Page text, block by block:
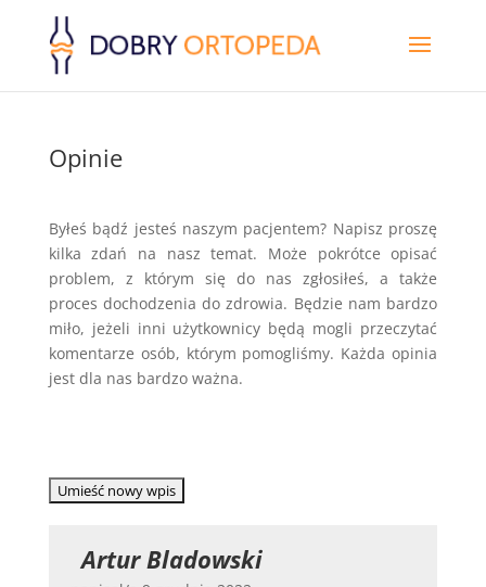
Opinie
Byłeś bądź jesteś naszym pacjentem? Napisz proszę
kilka zdań na nasz temat. Może pokrótce opisać
problem, z którym się do nas zgłosiłeś, a także
proces dochodzenia do zdrowia. Będzie nam bardzo
miło, jeżeli inni użytkownicy będą mogli przeczytać
komentarze osób, którym pomogliśmy. Każda opinia
jest dla nas bardzo ważna.
Artur Bladowski